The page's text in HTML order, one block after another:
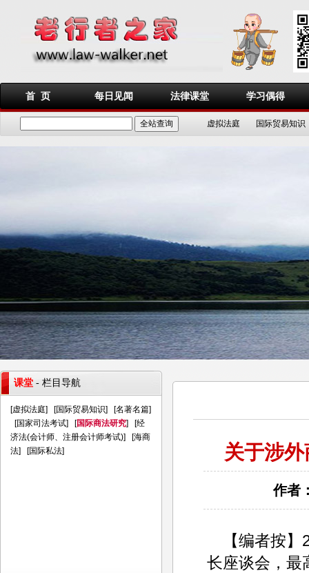
首 页 每日见闻 法律课堂 学习偶得
虚拟法庭 国际贸易知识
关于涉
作者
【编者按】
长座谈会，最
课堂 - 栏目导航
[虚拟法庭] [国际贸易知识] [名著名篇]
[国家司法考试] [国际商法研究] [经
济法(会计师、注册会计师考试)] [海商
法] [国际私法]